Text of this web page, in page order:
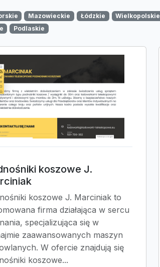
Mazowieckie Łódzkie Wielkopolskie
Podlaskie
koszowe J.
koszowe J. Marciniak to
firma działająca w sercu
specjalizująca się w
zaawansowanych maszyn
W ofercie znajdują się
koszowe...